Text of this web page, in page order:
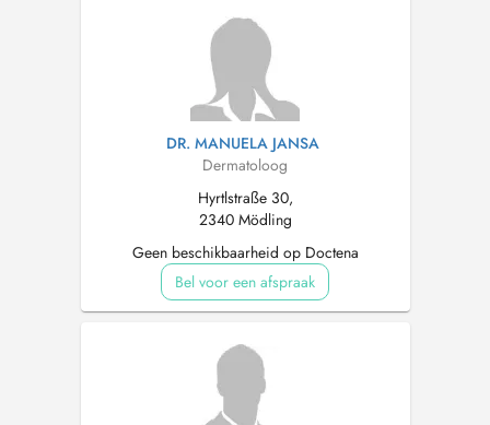
DR. MANUELA JANSA
Dermatoloog
Hyrtlstraße 30,
2340 Mödling
Geen beschikbaarheid op Doctena
Bel voor een afspraak